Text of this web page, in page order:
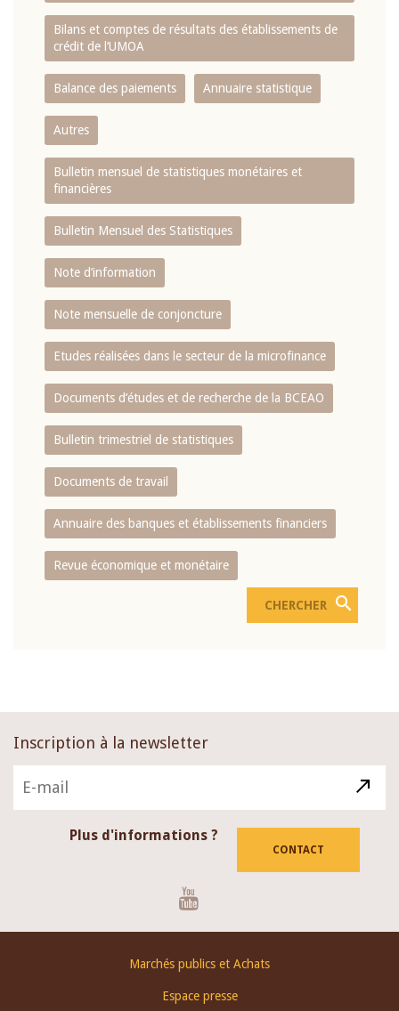
Bilans et comptes de résultats des établissements de
crédit de l‘UMOA
Balance des paiements Annuaire statistique
Autres
Bulletin mensuel de statistiques monétaires et
financières
Bulletin Mensuel des Statistiques
Note d’information
Note mensuelle de conjoncture
Etudes réalisées dans le secteur de la microfinance
Documents d’études et de recherche de la BCEAO
Bulletin trimestriel de statistiques
Documents de travail
Annuaire des banques et établissements financiers
Revue économique et monétaire
Inscription à la newsletter
Plus d'informations ?
CONTACT
Marchés publics et Achats
Espace presse